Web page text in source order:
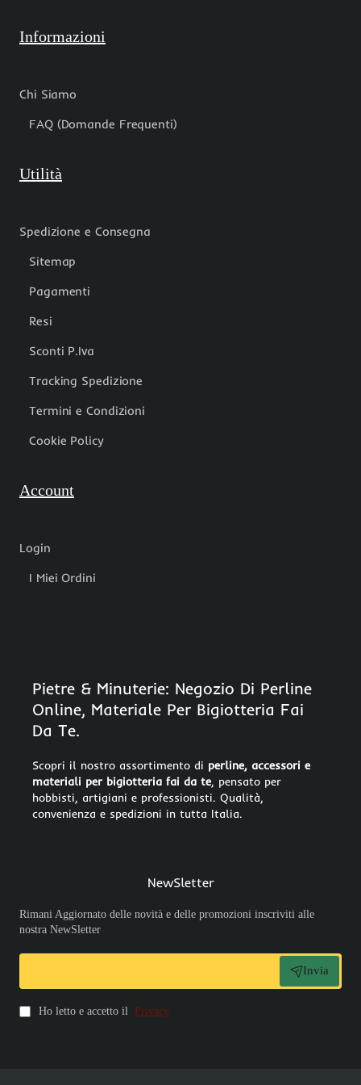
Informazioni
Chi Siamo
FAQ (Domande Frequenti)
Utilità
Spedizione e Consegna
Sitemap
Pagamenti
Resi
Sconti P.Iva
Tracking Spedizione
Termini e Condizioni
Cookie Policy
Account
Login
I Miei Ordini
Pietre & Minuterie: Negozio Di Perline
Online, Materiale Per Bigiotteria Fai
Da Te.
Scopri il nostro assortimento di perline, accessori e
materiali per bigiotteria fai da te, pensato per
hobbisti, artigiani e professionisti. Qualità,
convenienza e spedizioni in tutta Italia.
NewSletter
Rimani Aggiornato delle novità e delle promozioni inscriviti alle
nostra NewSletter
Invia
Ho letto e accetto il Privacy